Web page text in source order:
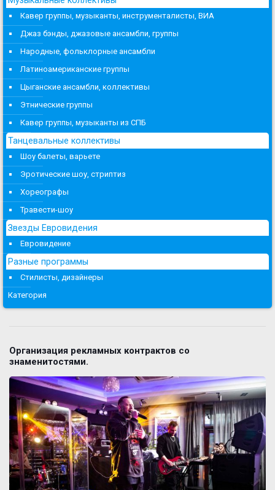
Кавер группы, музыканты, инструменталисты, ВИА
Джаз бэнды, джазовые ансамбли, группы
Народные, фольклорные ансамбли
Латиноамериканские группы
Цыганские ансамбли, коллективы
Этнические группы
Кавер группы, музыканты из СПБ
Танцевальные коллективы
Шоу балеты, варьете
Эротические шоу, стриптиз
Хореографы
Травести-шоу
Звезды Евровидения
Евровидение
Разные программы
Стилисты, дизайнеры
Категория
Организация рекламных контрактов со
знаменитостями.